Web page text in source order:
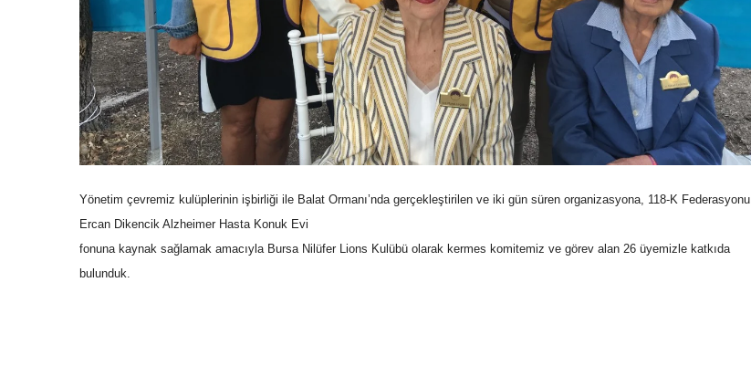
Yönetim çevremiz kulüplerinin işbirliği ile Balat Ormanı’nda gerçekleştirilen ve iki gün süren organizasyona, 118-K Federasyonu
Ercan Dikencik Alzheimer Hasta Konuk Evi
fonuna kaynak sağlamak amacıyla Bursa Nilüfer Lions Kulübü olarak kermes komitemiz ve görev alan 26 üyemizle katkıda
bulunduk.